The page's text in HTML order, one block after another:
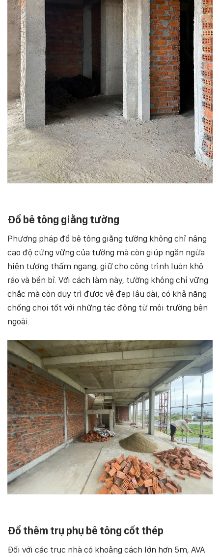
Đổ bê tông giằng tường
Phương pháp đổ bê tông giằng tường không chỉ nâng
cao độ cứng vững của tường mà còn giúp ngăn ngừa
hiện tượng thấm ngang, giữ cho công trình luôn khô
ráo và bền bỉ. Với cách làm này, tường không chỉ vững
chắc mà còn duy trì được vẻ đẹp lâu dài, có khả năng
chống chọi tốt với những tác động từ môi trường bên
ngoài.
Đổ thêm trụ phụ bê tông cốt thép
Đối với các trục nhà có khoảng cách lớn hơn 5m, AVA